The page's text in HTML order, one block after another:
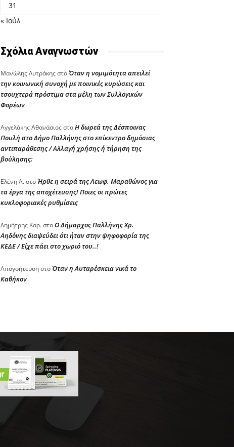
31
« Ιούλ
Σχόλια Αναγνωστών
Μανώλης ΛυτράκηςστοΌταν η νομιμότητα απειλεί
την κοινωνική συνοχή με ποινικές κυρώσεις και
τσουχτερά πρόστιμα στα μέλη των Συλλογικών
Φορέων
Αγγελάκης ΑθανάσιοςστοΗ δωρεά της Δέσποινας
Πουλή στο Δήμο Παλλήνης στο επίκεντρο δημόσιας
αντιπαράθεσης / Αλλαγή χρήσης ή τήρηση της
βούλησης;
Ελένη Α.στοΉρθε η σειρά της Λεωφ. Μαραθώνος για
τα έργα της αποχέτευσης! Ποιες οι πρώτες
κυκλοφοριακές ρυθμίσεις
Δημήτρης Καρ.στοΟ Δήμαρχος Παλλήνης Χρ.
Αηδόνης διαψεύδει ότι ήταν στην ψηφοφορία της
ΚΕΔΕ / Είχε πάει στο χωριό του..!
ΑπογοήτευσηστοΌταν η Αυταρέσκεια νικά το
Καθήκον